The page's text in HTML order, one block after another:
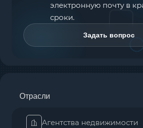
электронную почту в
сроки.
Задать вопрос
Отрасли
Агентства недвижимости